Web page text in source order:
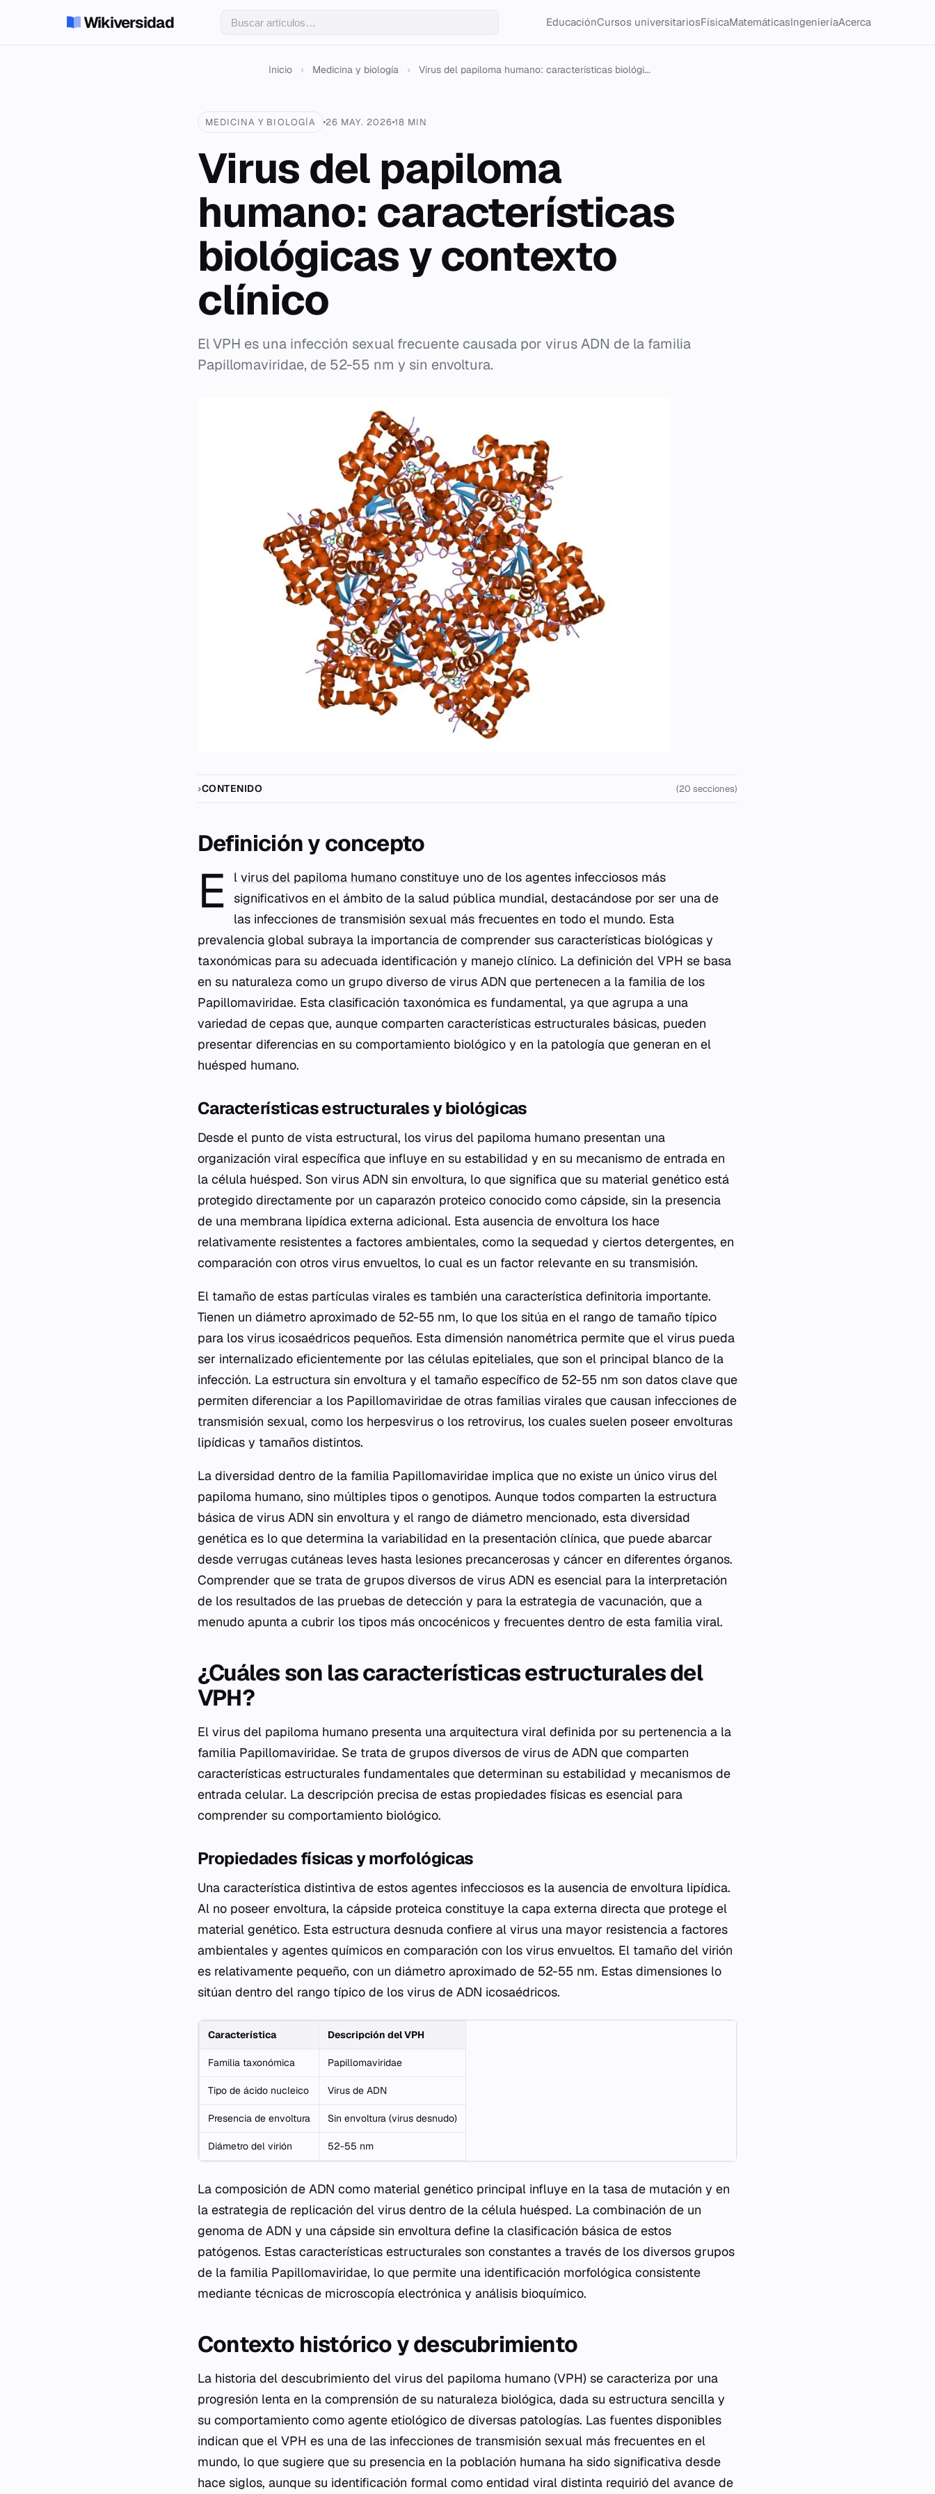
Wikiversidad EducaciónCursos universitariosFísicaMatemáticasIngenieríaAcerca
Inicio › Medicina y biología › Virus del papiloma humano: características biológi...
MEDICINA Y BIOLOGÍA 26 MAY. 202618 MIN
Virus del papiloma
humano: características
biológicas y contexto
clínico
El VPH es una infección sexual frecuente causada por virus ADN de la familia
Papillomaviridae, de 52-55 nm y sin envoltura.
CONTENIDO (20 secciones)
Definición y concepto
E lvirus del papiloma humano constituye uno de los agentes infecciosos más
significativos en el ámbito de la salud pública mundial, destacándose por ser una de
las infecciones de transmisión sexual más frecuentes en todo el mundo. Esta
prevalencia global subraya la importancia de comprender sus características biológicas y
taxonómicas para su adecuada identificación y manejo clínico. La definición del VPH se basa
en su naturaleza como un grupo diverso de virus ADN que pertenecen a la familia de los
Papillomaviridae. Esta clasificación taxonómica es fundamental, ya que agrupa a una
variedad de cepas que, aunque comparten características estructurales básicas, pueden
presentar diferencias en su comportamiento biológico y en la patología que generan en el
huésped humano.
Características estructurales y biológicas
Desde el punto de vista estructural, los virus del papiloma humano presentan una
organización viral específica que influye en su estabilidad y en su mecanismo de entrada en
la célula huésped. Son virus ADN sin envoltura, lo que significa que su material genético está
protegido directamente por un caparazón proteico conocido como cápside, sin la presencia
de una membrana lipídica externa adicional. Esta ausencia de envoltura los hace
relativamente resistentes a factores ambientales, como la sequedad y ciertos detergentes, en
comparación con otros virus envueltos, lo cual es un factor relevante en su transmisión.
El tamaño de estas partículas virales es también una característica definitoria importante.
Tienen un diámetro aproximado de 52-55 nm, lo que los sitúa en el rango de tamaño típico
para los virus icosaédricos pequeños. Esta dimensión nanométrica permite que el virus pueda
ser internalizado eficientemente por las células epiteliales, que son el principal blanco de la
infección. La estructura sin envoltura y el tamaño específico de 52-55 nm son datos clave que
permiten diferenciar a los Papillomaviridae de otras familias virales que causan infecciones de
transmisión sexual, como los herpesvirus o los retrovirus, los cuales suelen poseer envolturas
lipídicas y tamaños distintos.
La diversidad dentro de la familia Papillomaviridae implica que no existe un único virus del
papiloma humano, sino múltiples tipos o genotipos. Aunque todos comparten la estructura
básica de virus ADN sin envoltura y el rango de diámetro mencionado, esta diversidad
genética es lo que determina la variabilidad en la presentación clínica, que puede abarcar
desde verrugas cutáneas leves hasta lesiones precancerosas y cáncer en diferentes órganos.
Comprender que se trata de grupos diversos de virus ADN es esencial para la interpretación
de los resultados de las pruebas de detección y para la estrategia de vacunación, que a
menudo apunta a cubrir los tipos más oncocénicos y frecuentes dentro de esta familia viral.
¿Cuáles son las características estructurales del
VPH?
El virus del papiloma humano presenta una arquitectura viral definida por su pertenencia a la
familia Papillomaviridae. Se trata de grupos diversos de virus de ADN que comparten
características estructurales fundamentales que determinan su estabilidad y mecanismos de
entrada celular. La descripción precisa de estas propiedades físicas es esencial para
comprender su comportamiento biológico.
Propiedades físicas y morfológicas
Una característica distintiva de estos agentes infecciosos es la ausencia de envoltura lipídica.
Al no poseer envoltura, la cápside proteica constituye la capa externa directa que protege el
material genético. Esta estructura desnuda confiere al virus una mayor resistencia a factores
ambientales y agentes químicos en comparación con los virus envueltos. El tamaño del virión
es relativamente pequeño, con un diámetro aproximado de 52-55 nm. Estas dimensiones lo
sitúan dentro del rango típico de los virus de ADN icosaédricos.
Característica Descripción del VPH
Familia taxonómica Papillomaviridae
Tipo de ácido nucleico Virus de ADN
Presencia de envoltura Sin envoltura (virus desnudo)
Diámetro del virión 52-55 nm
La composición de ADN como material genético principal influye en la tasa de mutación y en
la estrategia de replicación del virus dentro de la célula huésped. La combinación de un
genoma de ADN y una cápside sin envoltura define la clasificación básica de estos
patógenos. Estas características estructurales son constantes a través de los diversos grupos
de la familia Papillomaviridae, lo que permite una identificación morfológica consistente
mediante técnicas de microscopía electrónica y análisis bioquímico.
Contexto histórico y descubrimiento
La historia del descubrimiento del virus del papiloma humano (VPH) se caracteriza por una
progresión lenta en la comprensión de su naturaleza biológica, dada su estructura sencilla y
su comportamiento como agente etiológico de diversas patologías. Las fuentes disponibles
indican que el VPH es una de las infecciones de transmisión sexual más frecuentes en el
mundo, lo que sugiere que su presencia en la población humana ha sido significativa desde
hace siglos, aunque su identificación formal como entidad viral distinta requirió del avance de